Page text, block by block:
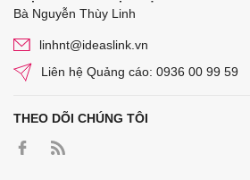
Bà Nguyễn Thùy Linh
linhnt@ideaslink.vn
Liên hệ Quảng cáo: 0936 00 99 59
THEO DÕI CHÚNG TÔI